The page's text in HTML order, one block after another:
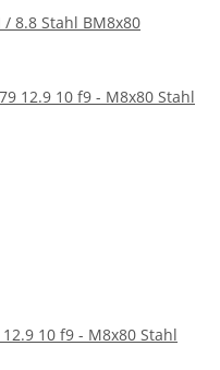
8.8 Stahl BM8x80
10 f9 - M8x80 Stahl